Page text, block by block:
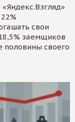
свои
заемщиков
половины своего